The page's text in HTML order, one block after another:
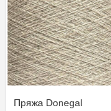
Пряжа Donegal